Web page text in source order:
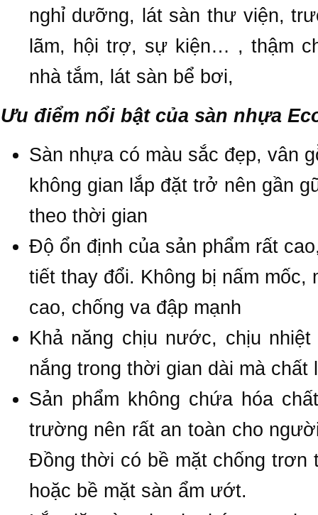
nghỉ dưỡng, lát sàn thư viện,
lãm, hội trợ, sự kiện… , thậm
nhà tắm, lát sàn bể bơi,
Ưu điểm nổi bật của sàn nhựa
Sàn nhựa có màu sắc đẹp, vân
không gian lắp đặt trở nên gần
theo thời gian
Độ ổn định của sản phẩm rất
tiết thay đổi. Không bị nấm
cao, chống va đập mạnh
Khả năng chịu nước, chịu
nắng trong thời gian dài mà
Sản phẩm không chứa hóa
trường nên rất an toàn cho
Đồng thời có bề mặt chống
hoặc bề mặt sàn ẩm ướt.